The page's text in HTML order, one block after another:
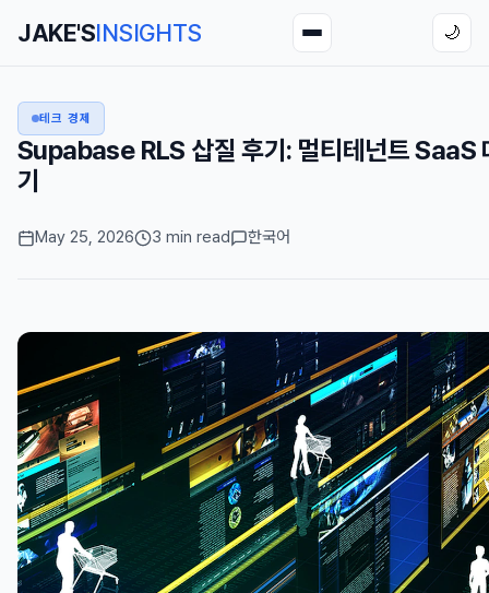
JAKE'SINSIGHTS 🌙
테크 경제
Supabase RLS 삽질 후기: 멀티테넌트 SaaS
기
May 25, 2026 3 min read 한국어